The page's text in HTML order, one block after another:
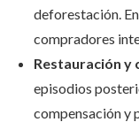
deforestación.
compradores
Restauración y
episodios
compensación y